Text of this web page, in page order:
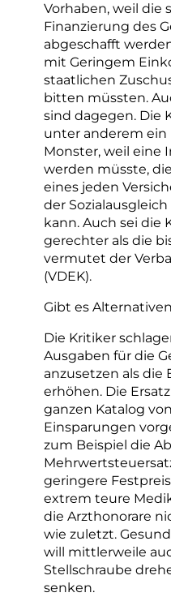
Vorhaben, weil die
Finanzierung des
abgeschafft
mit Geringem
staatlichen
bitten müssten.
sind dagegen. Die
unter anderem ein
Monster, weil
werden müsste,
eines jeden
der
kann. Auch sei die
gerechter als die
vermutet der
(VDEK).
Gibt es
Die Kritiker
Ausgaben für die
anzusetzen als die
erhöhen. Die
ganzen Katalog
Einsparungen
zum Beispiel die
geringere
extrem teure
die Arzthonorare
wie zuletzt.
will mittlerweile
Stellschraube
senken.